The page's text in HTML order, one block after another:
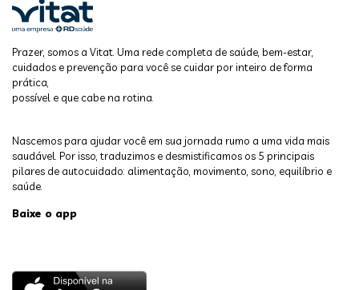
Prazer, somos a Vitat. Uma rede completa de saúde, bem-estar,
cuidados e prevenção para você se cuidar por inteiro de forma
prática,
possível e que cabe na rotina.
Nascemos para ajudar você em sua jornada rumo a uma vida mais
saudável. Por isso, traduzimos e desmistificamos os 5 principais
pilares de autocuidado: alimentação, movimento, sono, equilíbrio e
saúde.
Baixe o app